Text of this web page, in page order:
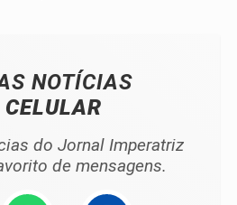
NOTÍCIAS
CELULAR
do Jornal Imperatriz
de mensagens.